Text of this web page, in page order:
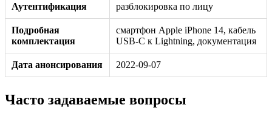
Аутентификация разблокировка по лицу
Подробная
комплектация
смартфон Apple iPhone 14, кабель
USB-C к Lightning, документация
Дата анонсирования 2022-09-07
Часто задаваемые вопросы